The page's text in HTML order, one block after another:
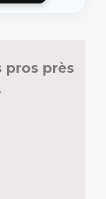
pros près